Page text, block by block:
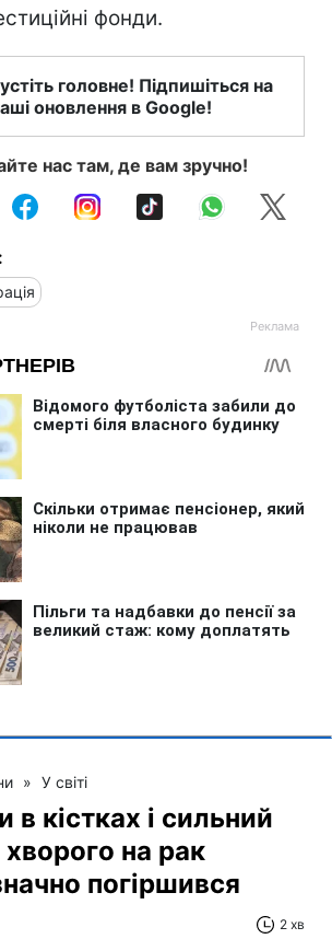
фонди.
головне! Підпишіться на
оновлення в Google!
нас там, де вам зручно!
» У світі
в кістках і сильний
хворого на рак
погіршився
2 хв